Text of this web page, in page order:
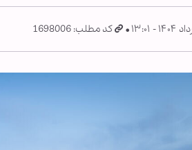
کد مطلب: 1698006